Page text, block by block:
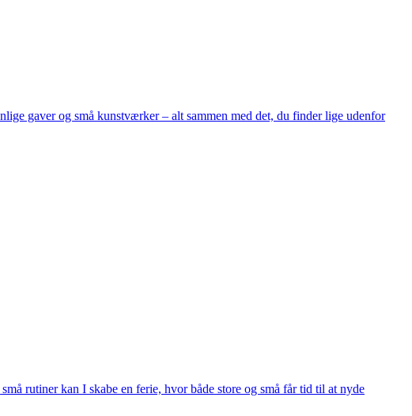
gaver og små kunstværker – alt sammen med det, du finder lige udenfor
rutiner kan I skabe en ferie, hvor både store og små får tid til at nyde